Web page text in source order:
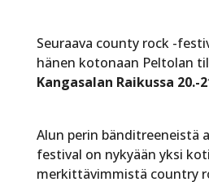
Seuraava county rock -
hänen kotonaan Peltolan
Kangasalan Raikussa 20.-
Alun perin bänditreeneistä
festival on nykyään yksi
merkittävimmistä country